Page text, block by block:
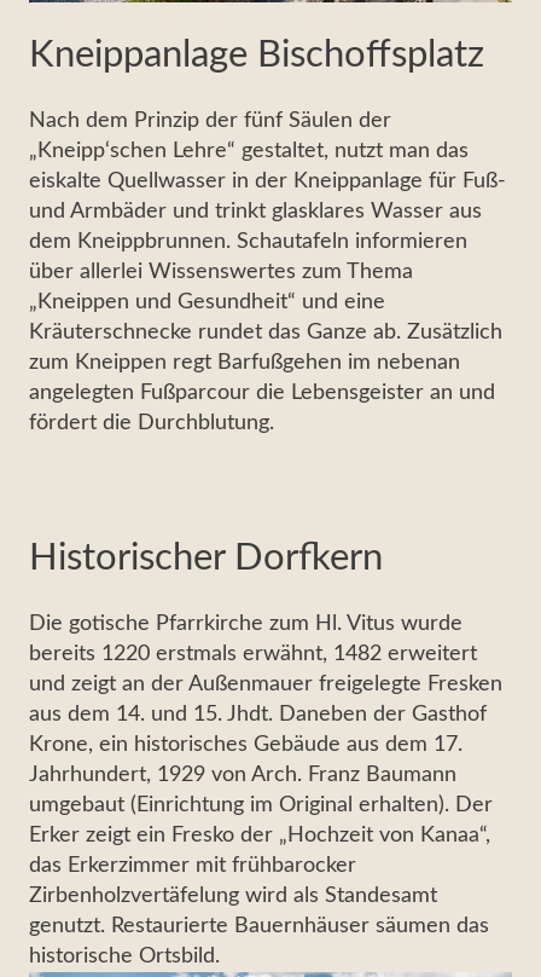
Kneippanlage Bischoffsplatz
Nach dem Prinzip der fünf Säulen der
„Kneipp‘schen Lehre“ gestaltet, nutzt man das
eiskalte Quellwasser in der Kneippanlage für Fuß-
und Armbäder und trinkt glasklares Wasser aus
dem Kneippbrunnen. Schautafeln informieren
über allerlei Wissenswertes zum Thema
„Kneippen und Gesundheit“ und eine
Kräuterschnecke rundet das Ganze ab. Zusätzlich
zum Kneippen regt Barfußgehen im nebenan
angelegten Fußparcour die Lebensgeister an und
fördert die Durchblutung.
Historischer Dorfkern
Die gotische Pfarrkirche zum Hl. Vitus wurde
bereits 1220 erstmals erwähnt, 1482 erweitert
und zeigt an der Außenmauer freigelegte Fresken
aus dem 14. und 15. Jhdt. Daneben der Gasthof
Krone, ein historisches Gebäude aus dem 17.
Jahrhundert, 1929 von Arch. Franz Baumann
umgebaut (Einrichtung im Original erhalten). Der
Erker zeigt ein Fresko der „Hochzeit von Kanaa“,
das Erkerzimmer mit frühbarocker
Zirbenholzvertäfelung wird als Standesamt
genutzt. Restaurierte Bauernhäuser säumen das
historische Ortsbild.